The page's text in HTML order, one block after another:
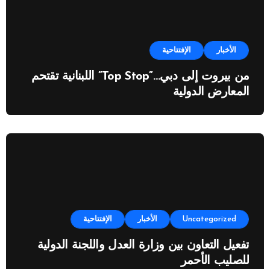
الأخبار الإفتتاحية
من بيروت إلى دبي…”Top Stop” اللبنانية تقتحم
المعارض الدولية
Uncategorized الأخبار الإفتتاحية
تفعيل التعاون بين وزارة العدل واللجنة الدولية
للصليب الأحمر